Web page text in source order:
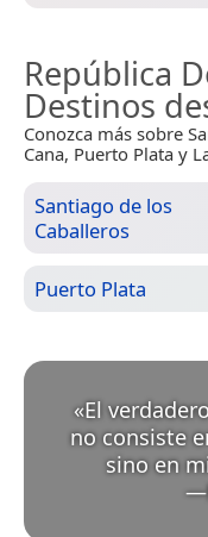
República
Destinos
Conozca más sobre
Cana, Puerto Plata y
Santiago de los
Caballeros
Puerto Plata
«El
no consiste
sino en
—